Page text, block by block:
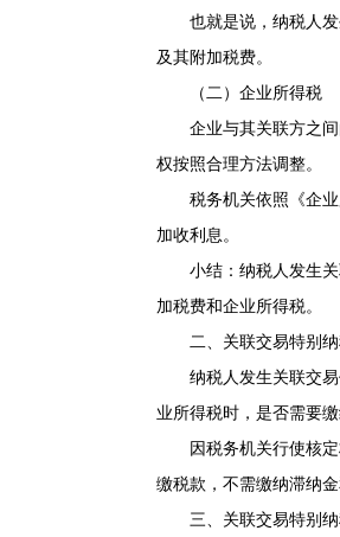
也就是说，纳税人发
及其附加税费。
（二）企业所得税
企业与其关联方之间
权按照合理方法调整。
税务机关依照《企业
加收利息。
小结：纳税人发生关
加税费和企业所得税。
二、关联交易特别纳
纳税人发生关联交易
业所得税时，是否需要
因税务机关行使核定
缴税款，不需缴纳滞纳金
三、关联交易特别纳